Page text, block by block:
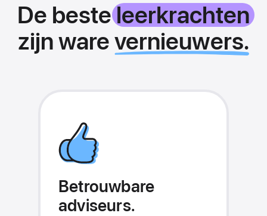
De besteleerkrachten
zijn warevernieuwers.
Betrouwbare
adviseurs.